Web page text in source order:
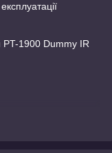
1900 Dummy IR